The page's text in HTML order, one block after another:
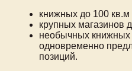
книжных до 100 кв.м
крупных магазинов
необычных книжных
одновременно
позиций.